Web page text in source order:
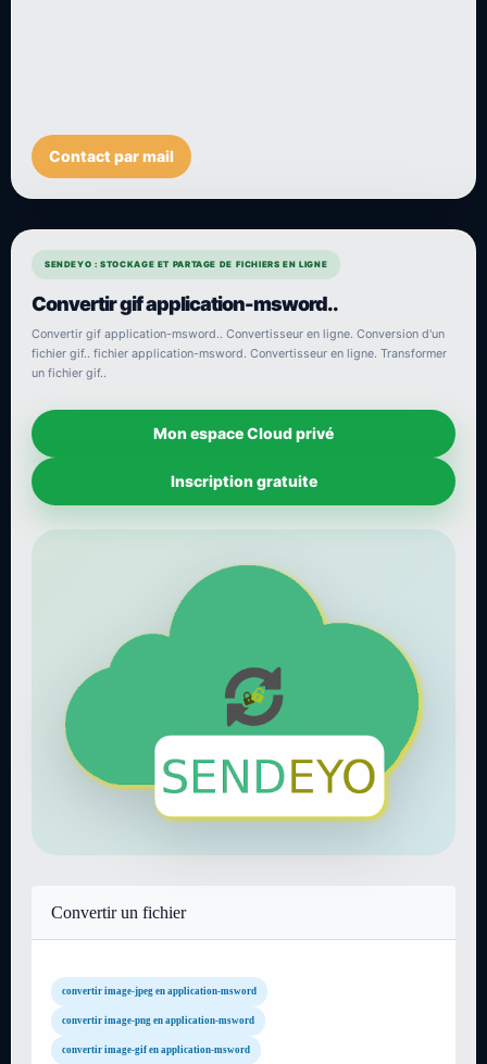
Contact par mail
SENDEYO : STOCKAGE ET PARTAGE DE FICHIERS EN LIGNE
Convertir gif application-msword..
Convertir gif application-msword.. Convertisseur en ligne. Conversion d'un
fichier gif.. fichier application-msword. Convertisseur en ligne. Transformer
un fichier gif..
Mon espace Cloud privé
Inscription gratuite
Convertir un fichier
convertir image-jpeg en application-msword
convertir image-png en application-msword
convertir image-gif en application-msword